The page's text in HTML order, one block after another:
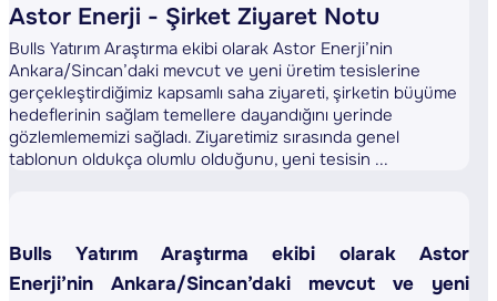
Astor Enerji - Şirket Ziyaret Notu
Bulls Yatırım Araştırma ekibi olarak Astor Enerji’nin
Ankara/Sincan’daki mevcut ve yeni üretim tesislerine
gerçekleştirdiğimiz kapsamlı saha ziyareti, şirketin büyüme
hedeflerinin sağlam temellere dayandığını yerinde
gözlemlememizi sağladı. Ziyaretimiz sırasında genel
tablonun oldukça olumlu olduğunu, yeni tesisin ...
Bulls Yatırım Araştırma ekibi olarak Astor
Enerji’nin Ankara/Sincan’daki mevcut ve yeni